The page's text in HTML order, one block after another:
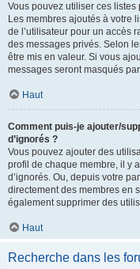
Vous pouvez utiliser ces
Les membres ajoutés à votre
de l’utilisateur pour un accès
des messages privés. Selon
être mis en valeur. Si vous
messages seront masqués
Haut
Comment puis-je ajouter/
d’ignorés ?
Vous pouvez ajouter des
profil de chaque membre, il y
d’ignorés. Ou, depuis votre
directement des membres en
également supprimer des
Haut
Recherche dans les